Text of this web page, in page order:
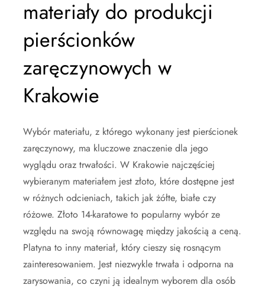
materiały do produkcji
pierścionków
zaręczynowych w
Krakowie
Wybór materiału, z którego wykonany jest pierścionek
zaręczynowy, ma kluczowe znaczenie dla jego
wyglądu oraz trwałości. W Krakowie najczęściej
wybieranym materiałem jest złoto, które dostępne jest
w różnych odcieniach, takich jak żółte, białe czy
różowe. Złoto 14-karatowe to popularny wybór ze
względu na swoją równowagę między jakością a ceną.
Platyna to inny materiał, który cieszy się rosnącym
zainteresowaniem. Jest niezwykle trwała i odporna na
zarysowania, co czyni ją idealnym wyborem dla osób